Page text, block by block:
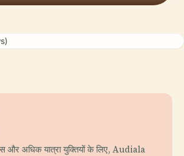
और अधिक यात्रा युक्तियों के लिए, Audiala